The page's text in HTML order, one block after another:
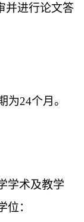
并进行论文答
为24个月。
学术及教学
：